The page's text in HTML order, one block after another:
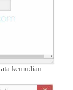
kemudian